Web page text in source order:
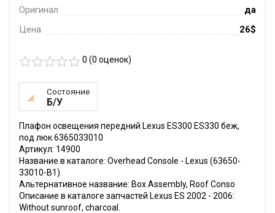
Оригинал
да
Цена
26$
0 (0 оценок)
Состояние
Б/У
Плафон освещения передний Lexus ES300 ES330 беж,
под люк 6365033010
Артикул: 14900
Название в каталоге: Overhead Console - Lexus (63650-
33010-B1)
Альтернативное название: Box Assembly, Roof Conso
Описание в каталоге запчастей Lexus ES 2002 - 2006:
Without sunroof, charcoal.